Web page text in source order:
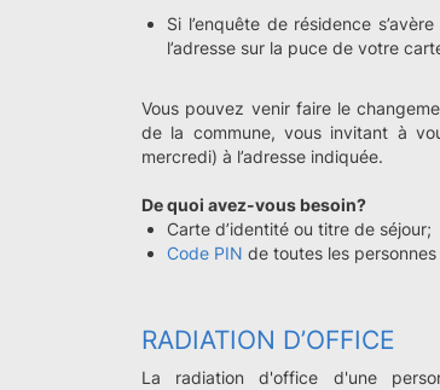
Si l’enquête de résidence
l’adresse sur la puce de votre
Vous pouvez venir faire le
de la commune, vous invitant à
mercredi) à l’adresse indiquée.
De quoi avez-vous besoin?
Carte d’identité ou titre de séjour;
Code PIN de toutes les
RADIATION D’OFFICE
La radiation d'office d'une